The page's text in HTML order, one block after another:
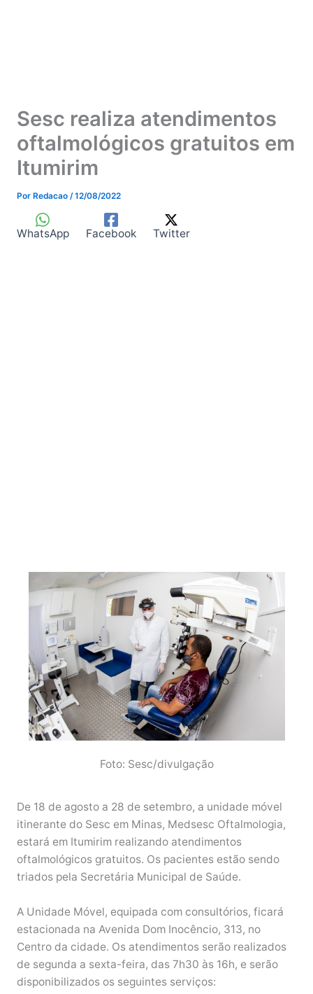
Sesc realiza atendimentos
oftalmológicos gratuitos em
Itumirim
Por Redacao /12/08/2022
WhatsApp Facebook Twitter
Foto: Sesc/divulgação
De 18 de agosto a 28 de setembro, a unidade móvel
itinerante do Sesc em Minas, Medsesc Oftalmologia,
estará em Itumirim realizando atendimentos
oftalmológicos gratuitos. Os pacientes estão sendo
triados pela Secretária Municipal de Saúde.
A Unidade Móvel, equipada com consultórios, ficará
estacionada na Avenida Dom Inocêncio, 313, no
Centro da cidade. Os atendimentos serão realizados
de segunda a sexta-feira, das 7h30 às 16h, e serão
disponibilizados os seguintes serviços: